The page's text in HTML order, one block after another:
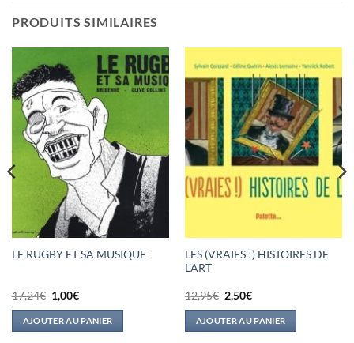
PRODUITS SIMILAIRES
LE RUGBY ET SA MUSIQUE
17,24€ Le
prix
initial
était :
17,24€.
1,00€Le
actuel
est :
1,00€.
AJOUTER AU PANIER
LES (VRAIES !) HISTOIRES DE
L’ART
12,95€ Le
prix
initial
était :
12,95€.
2,50€Le
actuel
est :
2,50€.
AJOUTER AU PANIER